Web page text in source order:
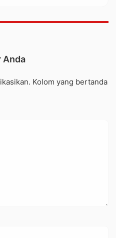
Anda
Kolom yang bertanda